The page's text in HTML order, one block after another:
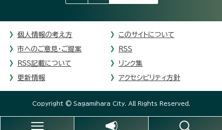
個人情報の考え方 このサイトについて
市へのご意見・ご提案 RSS
RSS記載について リンク集
更新情報 アクセシビリティ方針
Copyright © Sagamihara City. All Rights Reserved.